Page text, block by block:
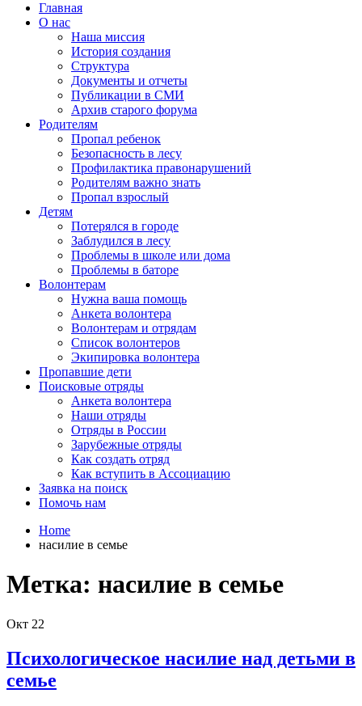
Главная
О нас
Наша миссия
История создания
Структура
Документы и отчеты
Публикации в СМИ
Архив старого форума
Родителям
Пропал ребенок
Безопасность в лесу
Профилактика правонарушений
Родителям важно знать
Пропал взрослый
Детям
Потерялся в городе
Заблудился в лесу
Проблемы в школе или дома
Проблемы в баторе
Волонтерам
Нужна ваша помощь
Анкета волонтера
Волонтерам и отрядам
Список волонтеров
Экипировка волонтера
Пропавшие дети
Поисковые отряды
Анкета волонтера
Наши отряды
Отряды в России
Зарубежные отряды
Как создать отряд
Как вступить в Ассоциацию
Заявка на поиск
Помочь нам
Home
насилие в семье
Метка: насилие в семье
Окт 22
Психологическое насилие над детьми в
семье